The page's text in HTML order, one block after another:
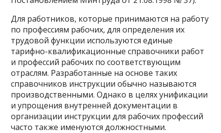
Для работников, которые принимаются на работу
по профессиям рабочих, для определения их
трудовой функции используются единые
тарифно-квалификационные справочники работ
и профессий рабочих по соответствующим
отраслям. Разработанные на основе таких
справочников инструкции обычно называются
производственными. Однако в целях унификации
и упрощения внутренней документации в
организации инструкции для рабочих профессий
часто также именуются должностными.